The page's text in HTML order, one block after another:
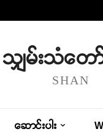
သျှမ်းသံတေ
SHAN
ဆောင်းပါး